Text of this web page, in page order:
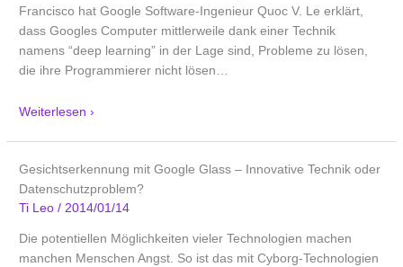
Francisco hat Google Software-Ingenieur Quoc V. Le erklärt,
dass Googles Computer mittlerweile dank einer Technik
namens “deep learning” in der Lage sind, Probleme zu lösen,
die ihre Programmierer nicht lösen …
Weiterlesen ›
Gesichtserkennung mit Google Glass – Innovative Technik oder
Datenschutzproblem?
Ti Leo/2014/01/14
Die potentiellen Möglichkeiten vieler Technologien machen
manchen Menschen Angst. So ist das mit Cyborg-Technologien